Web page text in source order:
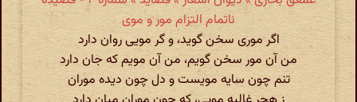
ناتمام التزام مور و موی
اگر موری سخن گوید، و گر مویی روان دارد
من آن مور سخن گویم، من آن مویم که جان دارد
تنم چون سایه مویست و دل چون دیده موران